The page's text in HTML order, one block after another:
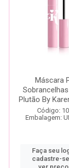
Máscara
Plutão By
Código:
Embalagem:
Faça seu
cadastre-